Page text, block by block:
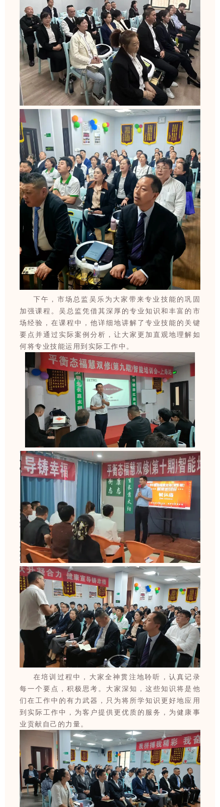
下午，市场总监吴乐为大家带来专业技能的巩固
加强课程。吴总监凭借其深厚的专业知识和丰富的市
场经验，在课程中，他详细地讲解了专业技能的关键
要点并通过实际案例分析，让大家更加直观地理解如
何将专业技能运用到实际工作中。
在培训过程中，大家全神贯注地聆听，认真记录
每一个要点，积极思考。大家深知，这些知识将是他
们在工作中的有力武器，只为将所学知识更好地应用
到实际工作中，为客户提供更优质的服务，为健康事
业贡献自己的力量。